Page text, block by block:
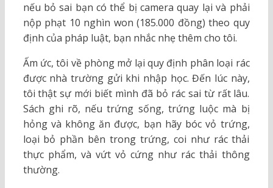
nếu bỏ sai bạn có thể bị camera quay lại và phải
nộp phạt 10 nghìn won (185.000 đồng) theo quy
định của pháp luật, bạn nhắc nhẹ thêm cho tôi.
Ấm ức, tôi về phòng mở lại quy định phân loại rác
được nhà trường gửi khi nhập học. Đến lúc này,
tôi thật sự mới biết mình đã bỏ rác sai từ rất lâu.
Sách ghi rõ, nếu trứng sống, trứng luộc mà bị
hỏng và không ăn được, bạn hãy bóc vỏ trứng,
loại bỏ phần bên trong trứng, coi như rác thải
thực phẩm, và vứt vỏ cứng như rác thải thông
thường.